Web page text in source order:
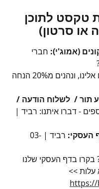
8: הוספת טקסט לתוכן
או סרטון)
(אמוג'י): חברי
מגיעים אלינו, ונהנים מ20% הנחה
תור /  לשלוח הודעה /
- דברו איתנו: רביד |
העסקי:
רביד | 03-
בדף העסקי שלנו
עלות >>
https://